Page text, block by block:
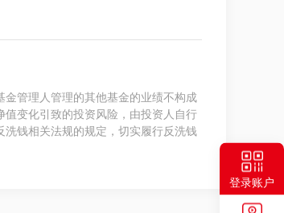
登录账户
管理人管理的其他基金的业绩不构成
变化引致的投资风险，由投资人自行
钱相关法规的规定，切实履行反洗钱